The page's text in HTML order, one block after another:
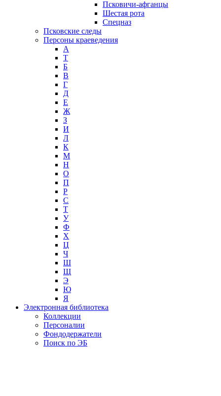
Псковичи-афганцы
Шестая рота
Спецназ
Псковские следы
Персоны краеведения
А
T
Б
В
Г
Д
Е
Ж
З
И
Л
К
М
Н
О
П
Р
С
Т
У
Ф
Х
Ц
Ч
Ш
Щ
Э
Ю
Я
Электронная библиотека
Коллекции
Персоналии
Фондодержатели
Поиск по ЭБ